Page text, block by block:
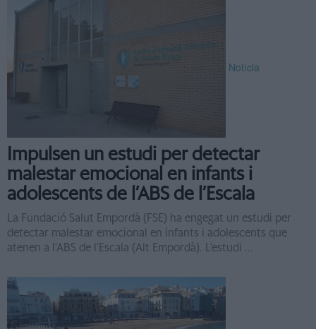
Notícia
Impulsen un estudi per detectar
malestar emocional en infants i
adolescents de l’ABS de l’Escala
La Fundació Salut Empordà (FSE) ha engegat un estudi per
detectar malestar emocional en infants i adolescents que
atenen a l’ABS de l’Escala (Alt Empordà). L’estudi ...